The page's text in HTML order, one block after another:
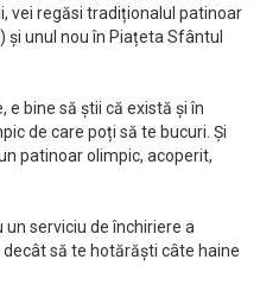
vei regăsi tradiționalul patinoar
și unul nou în Piațeta Sfântul
e bine să știi că există și în
de care poți să te bucuri. Și
patinoar olimpic, acoperit,
serviciu de închiriere a
să te hotărăști câte haine